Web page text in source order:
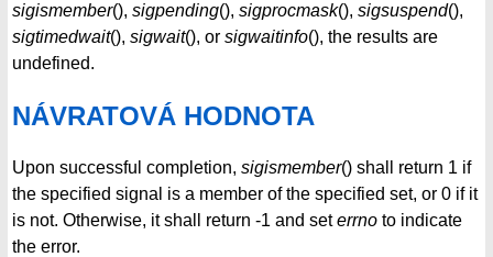
sigismember(), sigpending(), sigprocmask(), sigsuspend(),
sigtimedwait(), sigwait(), or sigwaitinfo(), the results are
undefined.
NÁVRATOVÁ HODNOTA
Upon successful completion, sigismember() shall return 1 if
the specified signal is a member of the specified set, or 0 if it
is not. Otherwise, it shall return -1 and seterrno to indicate
the error.